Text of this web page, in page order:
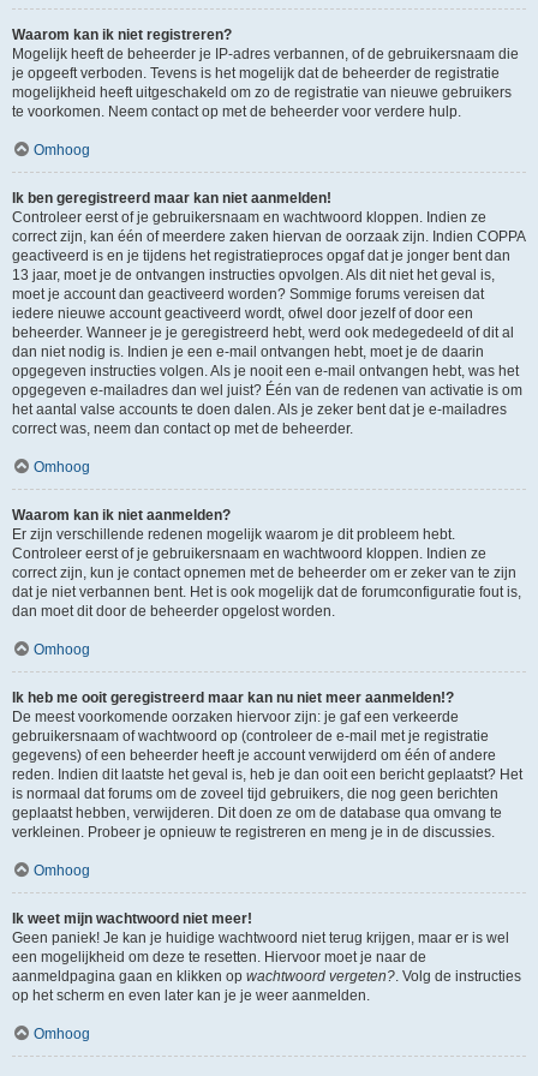
Waarom kan ik niet registreren?
Mogelijk heeft de beheerder je IP-adres verbannen, of de gebruikersnaam die
je opgeeft verboden. Tevens is het mogelijk dat de beheerder de registratie
mogelijkheid heeft uitgeschakeld om zo de registratie van nieuwe gebruikers
te voorkomen. Neem contact op met de beheerder voor verdere hulp.
Omhoog
Ik ben geregistreerd maar kan niet aanmelden!
Controleer eerst of je gebruikersnaam en wachtwoord kloppen. Indien ze
correct zijn, kan één of meerdere zaken hiervan de oorzaak zijn. Indien COPPA
geactiveerd is en je tijdens het registratieproces opgaf dat je jonger bent dan
13 jaar, moet je de ontvangen instructies opvolgen. Als dit niet het geval is,
moet je account dan geactiveerd worden? Sommige forums vereisen dat
iedere nieuwe account geactiveerd wordt, ofwel door jezelf of door een
beheerder. Wanneer je je geregistreerd hebt, werd ook medegedeeld of dit al
dan niet nodig is. Indien je een e-mail ontvangen hebt, moet je de daarin
opgegeven instructies volgen. Als je nooit een e-mail ontvangen hebt, was het
opgegeven e-mailadres dan wel juist? Één van de redenen van activatie is om
het aantal valse accounts te doen dalen. Als je zeker bent dat je e-mailadres
correct was, neem dan contact op met de beheerder.
Omhoog
Waarom kan ik niet aanmelden?
Er zijn verschillende redenen mogelijk waarom je dit probleem hebt.
Controleer eerst of je gebruikersnaam en wachtwoord kloppen. Indien ze
correct zijn, kun je contact opnemen met de beheerder om er zeker van te zijn
dat je niet verbannen bent. Het is ook mogelijk dat de forumconfiguratie fout is,
dan moet dit door de beheerder opgelost worden.
Omhoog
Ik heb me ooit geregistreerd maar kan nu niet meer aanmelden!?
De meest voorkomende oorzaken hiervoor zijn: je gaf een verkeerde
gebruikersnaam of wachtwoord op (controleer de e-mail met je registratie
gegevens) of een beheerder heeft je account verwijderd om één of andere
reden. Indien dit laatste het geval is, heb je dan ooit een bericht geplaatst? Het
is normaal dat forums om de zoveel tijd gebruikers, die nog geen berichten
geplaatst hebben, verwijderen. Dit doen ze om de database qua omvang te
verkleinen. Probeer je opnieuw te registreren en meng je in de discussies.
Omhoog
Ik weet mijn wachtwoord niet meer!
Geen paniek! Je kan je huidige wachtwoord niet terug krijgen, maar er is wel
een mogelijkheid om deze te resetten. Hiervoor moet je naar de
aanmeldpagina gaan en klikken op wachtwoord vergeten?. Volg de instructies
op het scherm en even later kan je je weer aanmelden.
Omhoog